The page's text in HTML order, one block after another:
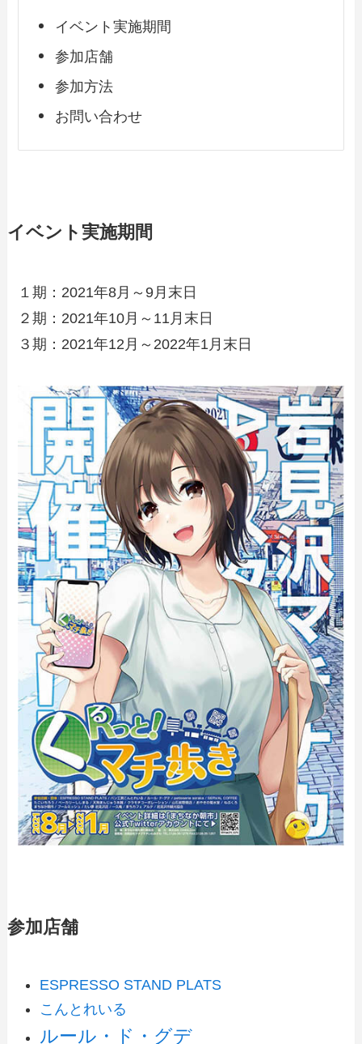
イベント実施期間
参加店舗
参加方法
お問い合わせ
イベント実施期間
１期：2021年8月～9月末日
２期：2021年10月～11月末日
３期：2021年12月～2022年1月末日
参加店舗
ESPRESSO STAND PLATS
こんとれいる
ルール・ド・グデ